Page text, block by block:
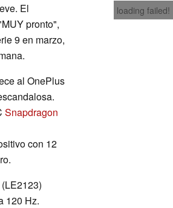
loading failed!
El
pronto",
9 en marzo,
al OnePlus
Snapdragon
con 12
120 Hz.